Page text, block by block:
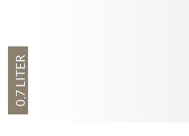
0,7 LITER